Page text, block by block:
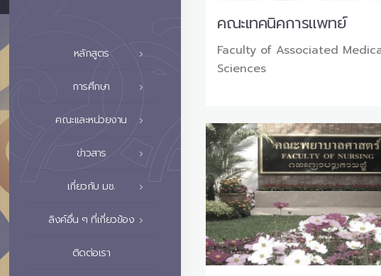
หลักสูตร
การศึกษา
คณะและหน่วยงาน
ข่าวสาร
เกี่ยวกับ มช.
ลิงค์อื่น ๆ ที่เกี่ยวข้อง
ติดต่อเรา
คณะเทคนิคการแพทย์
Faculty of Associated
Sciences